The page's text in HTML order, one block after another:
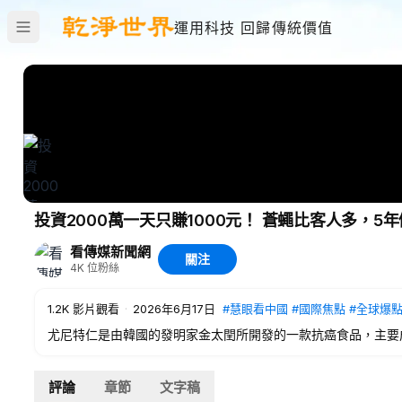
運用科技 回歸傳統價值
投資2000萬一天只賺1000元！ 蒼蠅比客人多，5年
看傳媒新聞網
4K 位粉絲
關注
1.2K 影片觀看 · 2026年6月17日 #慧眼看中國 #國際焦點 #全球爆點
尤尼特仁是由韓國的發明家金太閏所開發的一款抗癌食品，主
評論 章節 文字稿